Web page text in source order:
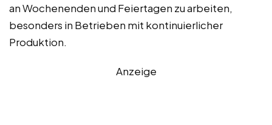
an Wochenenden und Feiertagen zu arbeiten,
besonders in Betrieben mit kontinuierlicher
Produktion.
Anzeige